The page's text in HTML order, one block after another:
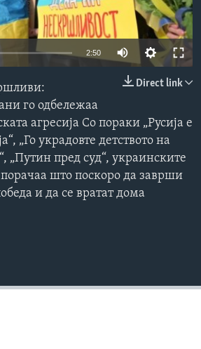
2:50
Direct link
го одбележаа
агресија Со пораки „Русија е
„Го украдовте детството на
„Путин пред суд“, украинските
што поскоро да заврши
и да се вратат дома